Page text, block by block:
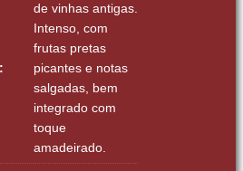
de vinhas antigas.
Intenso, com
frutas pretas
picantes e notas
salgadas, bem
integrado com
toque
amadeirado.